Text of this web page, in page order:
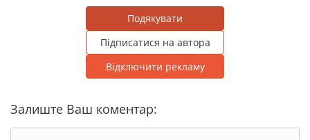
Подякувати
Підписатися на автора
Відключити рекламу
Залиште Ваш коментар: